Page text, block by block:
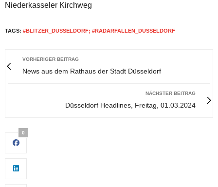
Niederkasseler Kirchweg
TAGS: #BLITZER_DÜSSELDORF; #RADARFALLEN_DÜSSELDORF
VORHERIGER BEITRAG
News aus dem Rathaus der Stadt Düsseldorf
NÄCHSTER BEITRAG
Düsseldorf Headlines, Freitag, 01.03.2024
0